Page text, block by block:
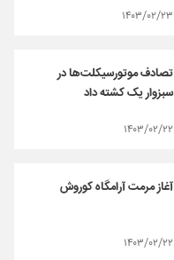
۱۴۰۳/۰۲/۲۳
تصادف موتورسیکلت‌ها در
سبزوار یک کشته داد
۱۴۰۳/۰۲/۲۲
آغاز مرمت آرامگاه کوروش
۱۴۰۳/۰۲/۲۲